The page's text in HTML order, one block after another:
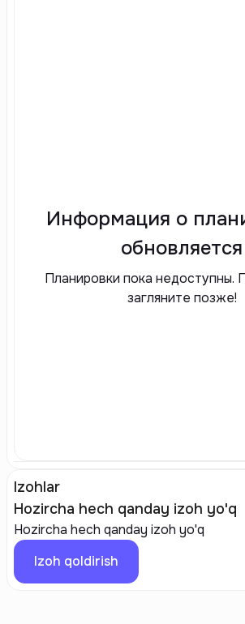
Информация о
обновляется
Планировки пока недоступны.
загляните позже!
Izohlar
Hozircha hech qanday izoh yo'q
Hozircha hech qanday izoh yo'q
Izoh qoldirish